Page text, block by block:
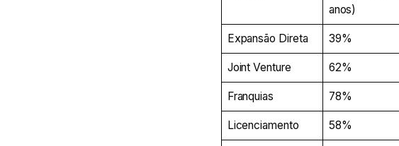
anos)
Expansão Direta 39%
Joint Venture 62%
Franquias 78%
Licenciamento 58%